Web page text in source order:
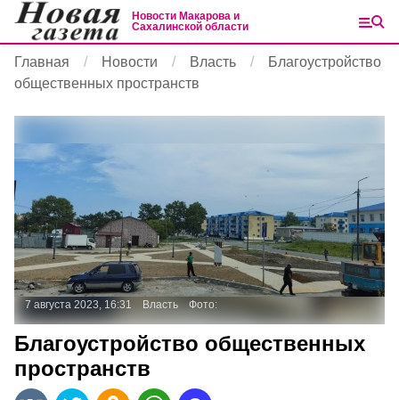
Новости Макарова и
Сахалинской области
Главная Новости Власть
Благоустройство
общественных пространств
7 августа 2023, 16:31 Власть Фото:
Благоустройство общественных
пространств